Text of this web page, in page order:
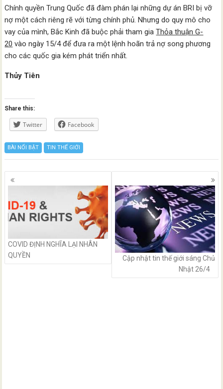
Chính quyền Trung Quốc đã đàm phán lại những dự án BRI bị vỡ
nợ một cách riêng rẽ với từng chính phủ. Nhưng do quy mô cho
vay của mình, Bắc Kinh đã buộc phải tham giaThỏa thuận G-
20 vào ngày 15/4 để đưa ra một lệnh hoãn trả nợ song phương
cho các quốc gia kém phát triển nhất.
Thủy Tiên
Share this:
Twitter Facebook
BÀI NỔI BẬT TIN THẾ GIỚI
Posts
navigation
COVID ĐỊNH NGHĨA LẠI NHÂN
QUYỀN
Cập nhật tin thế giới sáng Chủ
Nhật 26/4